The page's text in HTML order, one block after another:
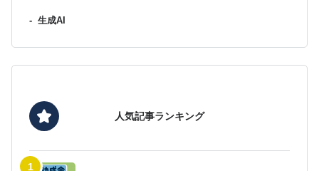
- 生成AI
人気記事ランキング